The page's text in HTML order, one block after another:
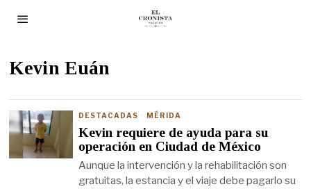
Kevin Euán
DESTACADAS · MÉRIDA
Kevin requiere de ayuda para su
operación en Ciudad de México
Aunque la intervención y la rehabilitación son
gratuitas, la estancia y el viaje debe pagarlo su